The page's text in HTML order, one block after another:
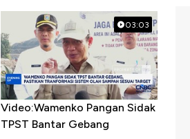
03:03
Video:Wamenko Pangan Sidak
TPST Bantar Gebang